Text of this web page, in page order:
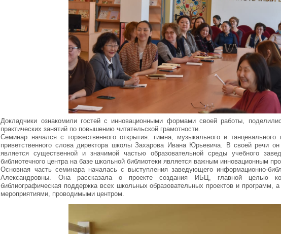
Докладчики ознакомили гостей с инновационными формами своей работы,
практических занятий по повышению читательской грамотности.
Семинар начался с торжественного открытия: гимна, музыкального и
приветственного слова директора школы Захарова Ивана Юрьевича. В своей речи
является существенной и значимой частью образовательной среды учебного
библиотечного центра на базе школьной библиотеки является важным инновационным
Основная часть семинара началась с выступления заведующего информационно-
Александровны. Она рассказала о проекте создания ИБЦ, главной целью
библиографическая поддержка всех школьных образовательных проектов и программ,
мероприятиями, проводимыми центром.